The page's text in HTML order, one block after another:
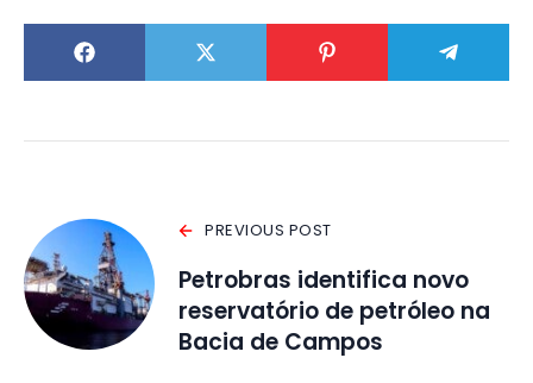
PREVIOUS POST
Petrobras identifica novo
reservatório de petróleo na
Bacia de Campos